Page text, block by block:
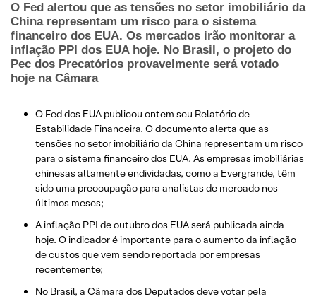
O Fed alertou que as tensões no setor imobiliário da
China representam um risco para o sistema
financeiro dos EUA. Os mercados irão monitorar a
inflação PPI dos EUA hoje. No Brasil, o projeto do
Pec dos Precatórios provavelmente será votado
hoje na Câmara
O Fed dos EUA publicou ontem seu Relatório de
Estabilidade Financeira. O documento alerta que as
tensões no setor imobiliário da China representam um risco
para o sistema financeiro dos EUA. As empresas imobiliárias
chinesas altamente endividadas, como a Evergrande, têm
sido uma preocupação para analistas de mercado nos
últimos meses;
A inflação PPI de outubro dos EUA será publicada ainda
hoje. O indicador é importante para o aumento da inflação
de custos que vem sendo reportada por empresas
recentemente;
No Brasil, a Câmara dos Deputados deve votar pela